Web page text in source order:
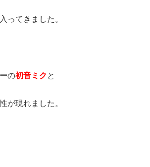
ってきました。
の初音ミク と
が現れました。